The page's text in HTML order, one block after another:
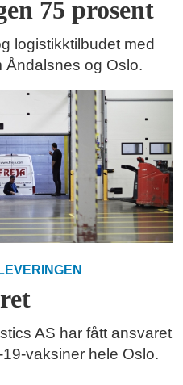
75 prosent
logistikktilbudet med
Åndalsnes og Oslo.
AS har fått ansvaret
vaksiner hele Oslo.